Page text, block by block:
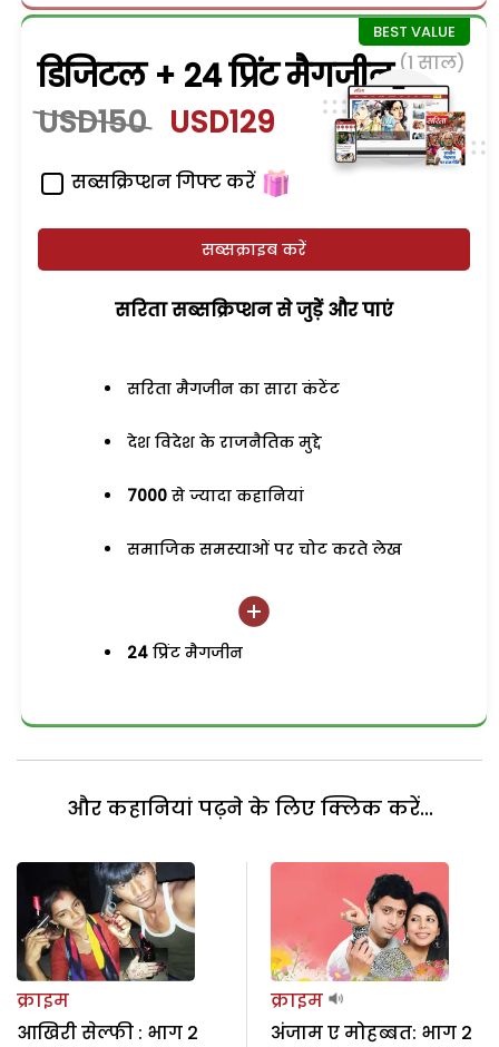
डिजिटल + 24 प्रिंट मैगजीन (1 साल)
USD150 USD129
सब्सक्रिप्शन गिफ्ट करें
सब्सक्राइब करें
सरिता सब्सक्रिप्शन से जुड़ेें और पाएं
सरिता मैगजीन का सारा कंटेंट
देश विदेश के राजनैतिक मुद्दे
7000 से ज्यादा कहानियां
समाजिक समस्याओं पर चोट करते लेख
24 प्रिंट मैगजीन
और कहानियां पढ़ने के लिए क्लिक करें...
क्राइम
आखिरी सेल्फी : भाग 2
क्राइम
अंजाम ए मोहब्बत: भाग 2